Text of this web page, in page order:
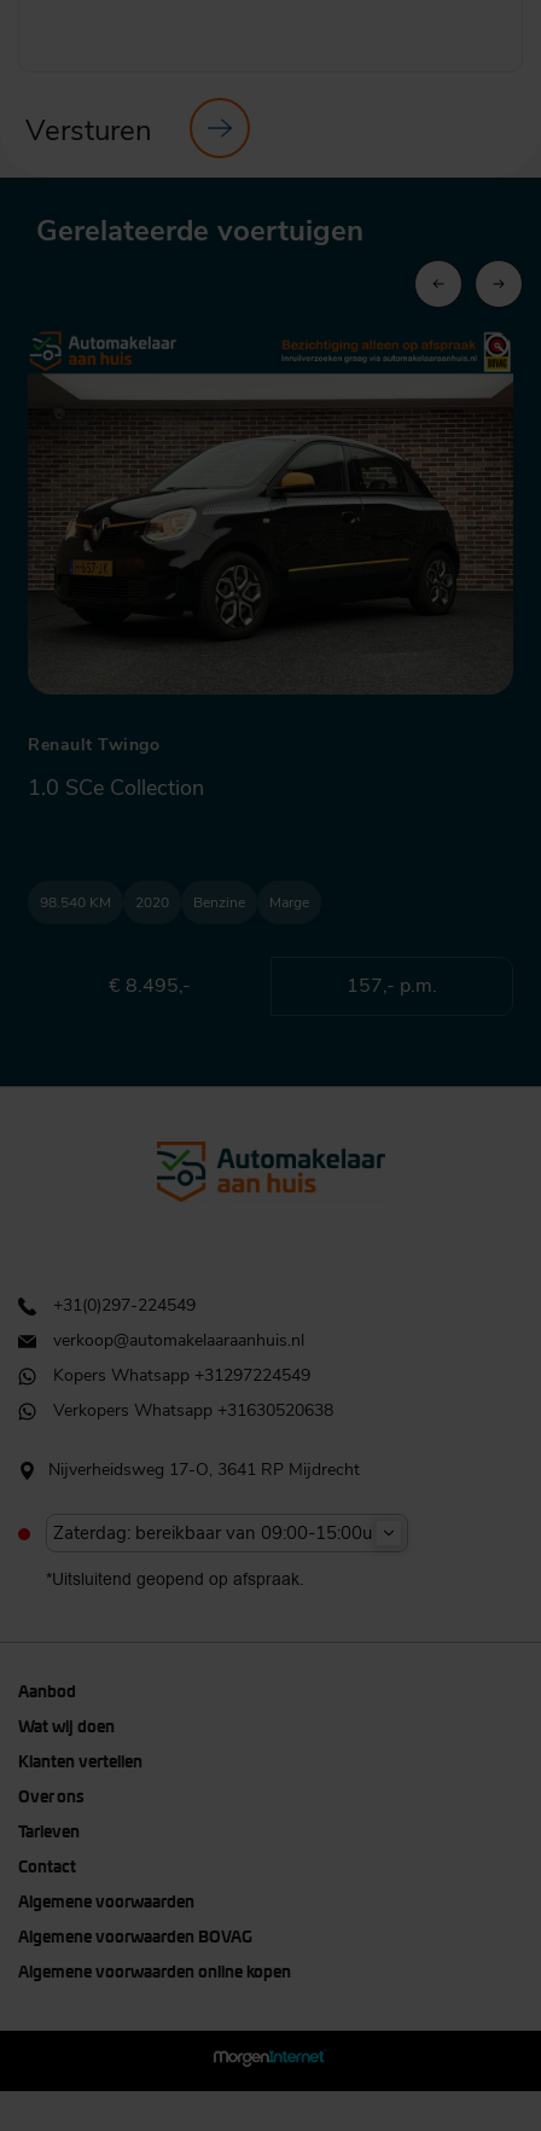
Versturen
Gerelateerde voertuigen
Renault Twingo
1.0 SCe Collection
98.540 KM 2020 Benzine Marge
€ 8.495,- 157,- p.m.
+31(0)297-224549
verkoop@automakelaaraanhuis.nl
Kopers Whatsapp +31297224549
Verkopers Whatsapp +31630520638
Nijverheidsweg 17-O, 3641 RP Mijdrecht
Zaterdag: bereikbaar van 09:00-15:00u
*Uitsluitend geopend op afspraak.
Aanbod
Wat wij doen
Klanten vertellen
Over ons
Tarieven
Contact
Algemene voorwaarden
Algemene voorwaarden BOVAG
Algemene voorwaarden online kopen